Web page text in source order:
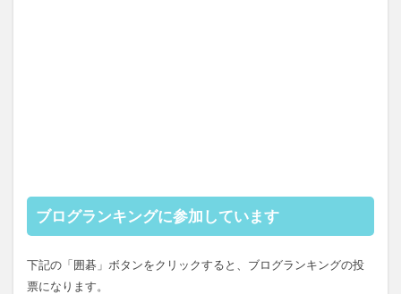
ブログランキングに参加しています
下記の「囲碁」ボタンをクリックすると、ブログランキングの投
票になります。